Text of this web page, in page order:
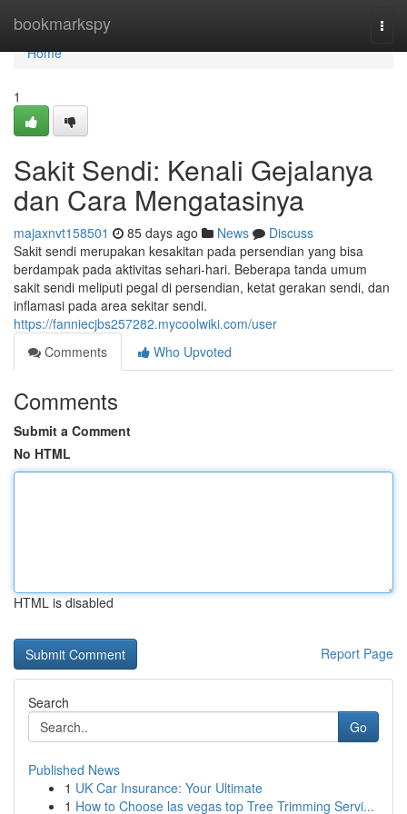
bookmarkspy
Home
Home
1
Sakit Sendi: Kenali Gejalanya
dan Cara Mengatasinya
majaxnvt158501 85 days ago News
Discuss
Sakit sendi merupakan kesakitan pada persendian yang bisa
berdampak pada aktivitas sehari-hari. Beberapa tanda umum
sakit sendi meliputi pegal di persendian, ketat gerakan sendi, dan
inflamasi pada area sekitar sendi.
https://fanniecjbs257282.mycoolwiki.com/user
Comments
Who Upvoted
Comments
Submit a Comment
No HTML
HTML is disabled
Report Page
Search
Go
Published News
1 UK Car Insurance: Your Ultimate
1 How to Choose las vegas top Tree Trimming Servi...